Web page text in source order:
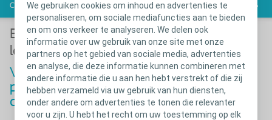
We gebruiken cookies om inhoud en advertenties te
personaliseren, om sociale mediafuncties aan te bieden
en om ons verkeer te analyseren. We delen ook
informatie over uw gebruik van onze site met onze
partners op het gebied van sociale media, advertenties
en analyse, die deze informatie kunnen combineren met
andere informatie die u aan hen hebt verstrekt of die zij
hebben verzameld via uw gebruik van hun diensten,
onder andere om advertenties te tonen die relevanter
voor u zijn. U hebt het recht om uw toestemming op elk
Contacteer ons
Exclusief voor onze Coloplast Care
leden!
Vraag naar uw zomerpakket met
praktische informatie en een leuk
cadeau.